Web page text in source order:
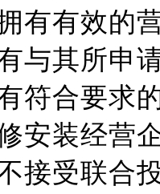
有有效的
与其所申
符合要求
安装经营
接受联合